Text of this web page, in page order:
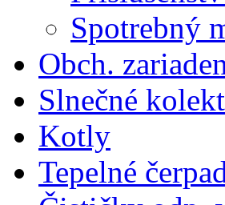
Spotrebný
Obch.
Slnečné
Kotly
Tepelné